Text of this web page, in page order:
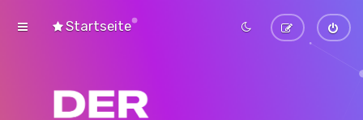
Startseite